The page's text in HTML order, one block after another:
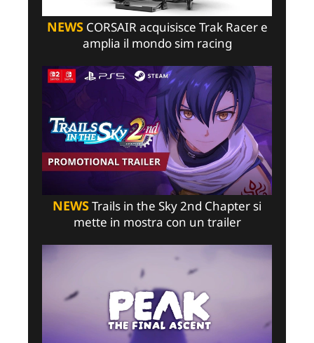
NEWSCORSAIR acquisisce Trak Racer e
amplia il mondo sim racing
NEWSTrails in the Sky 2nd Chapter si
mette in mostra con un trailer